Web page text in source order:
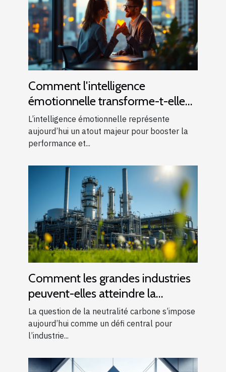
Comment l'intelligence
émotionnelle transforme-t-elle
les performances en entreprise ?
L’intelligence émotionnelle représente
aujourd’hui un atout majeur pour booster la
performance et...
Comment les grandes industries
peuvent-elles atteindre la
neutralité carbone ?
La question de la neutralité carbone s’impose
aujourd’hui comme un défi central pour
l’industrie...